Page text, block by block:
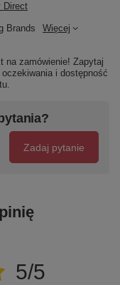
Direct
Brands Więcej
na zamówienie! Zapytaj
i dostępność
Zadaj pytanie
5/5